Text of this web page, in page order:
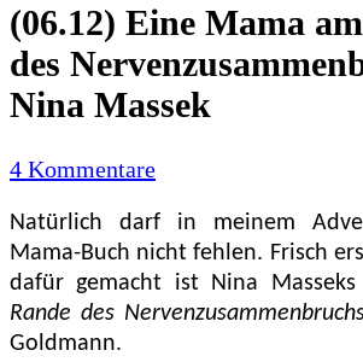
(06.12) Eine Mama
des
Nina Massek
4 Kommentarezu
Eine
Mama
am
Rande
Natürlich darf in meinem
Mama-Buch nicht fehlen. Frisch
dafür gemacht ist Nina Masseks
Rande des
Goldmann.